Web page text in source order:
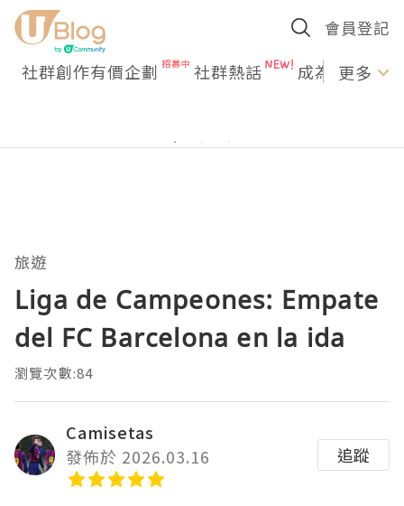
會員登記
社群創作有價企劃 社群熱話 成為U更多
旅遊
Liga de Campeones: Empate
del FC Barcelona en la ida
瀏覽次數:84
Camisetas
發佈於 2026.03.16
追蹤